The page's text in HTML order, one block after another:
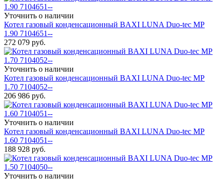
Уточнить о наличии
Котел газовый конденсационный BAXI LUNA Duo-tec MP
1.90 7104651--
272 079 руб.
Уточнить о наличии
Котел газовый конденсационный BAXI LUNA Duo-tec MP
1.70 7104052--
206 986 руб.
Уточнить о наличии
Котел газовый конденсационный BAXI LUNA Duo-tec MP
1.60 7104051--
188 928 руб.
Уточнить о наличии